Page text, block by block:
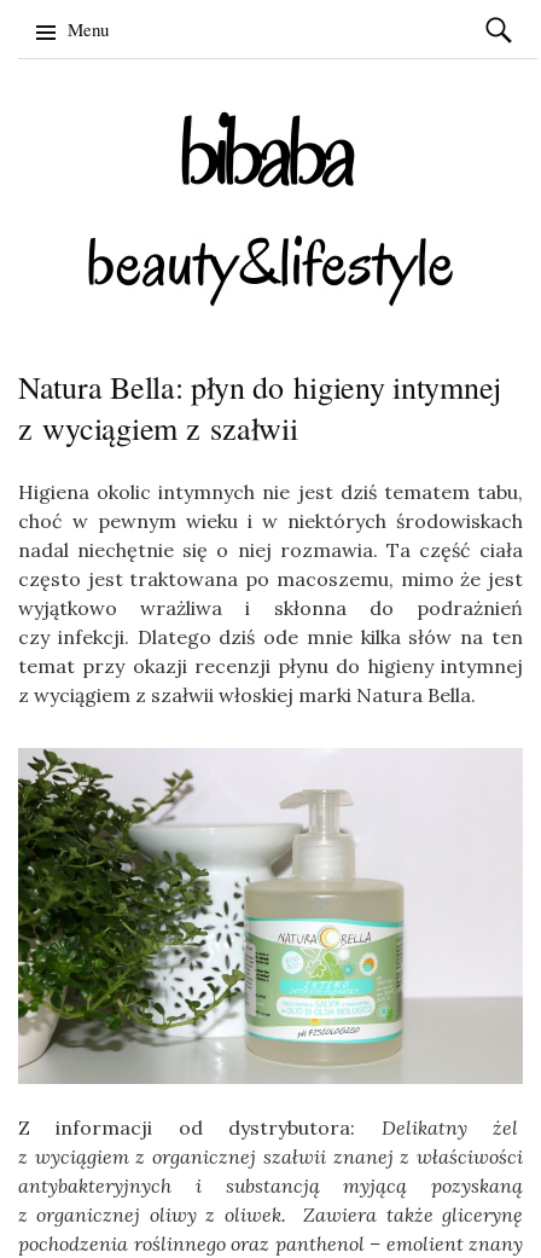
Menu
Szukaj:
Natura Bella: płyn do higieny intymnej
z wyciągiem z szałwii
Higiena okolic intymnych nie jest dziś tematem tabu,
choć w pewnym wieku i w niektórych środowiskach
nadal niechętnie się o niej rozmawia. Ta część ciała
często jest traktowana po macoszemu, mimo że jest
wyjątkowo wrażliwa i skłonna do podrażnień
czy infekcji. Dlatego dziś ode mnie kilka słów na ten
temat przy okazji recenzji płynu do higieny intymnej
z wyciągiem z szałwii włoskiej marki Natura Bella.
Z informacji od dystrybutora: Delikatny żel
z wyciągiem z organicznej szałwii znanej z właściwości
antybakteryjnych i substancją myjącą pozyskaną
z organicznej oliwy z oliwek. Zawiera także glicerynę
pochodzenia roślinnego oraz panthenol – emolient znany